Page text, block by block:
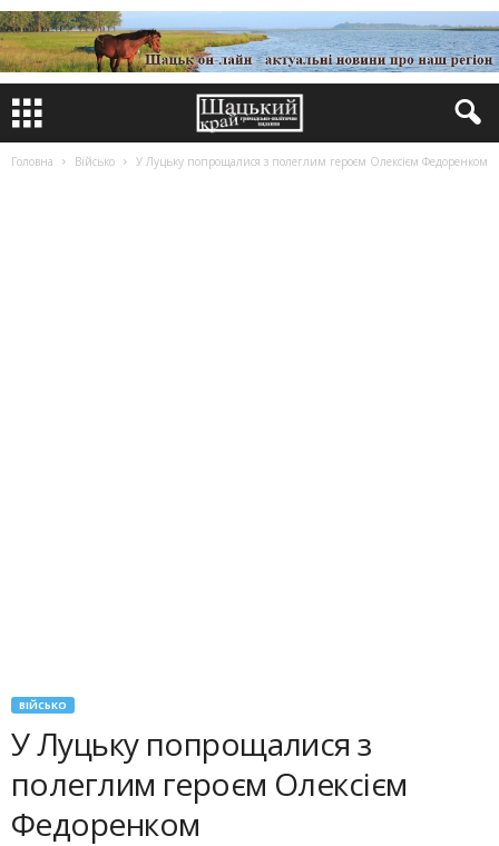
Головна Військо У Луцьку попрощалися з полеглим героєм Олексієм Федоренком
ВІЙСЬКО
У Луцьку попрощалися з
полеглим героєм Олексієм
Федоренком